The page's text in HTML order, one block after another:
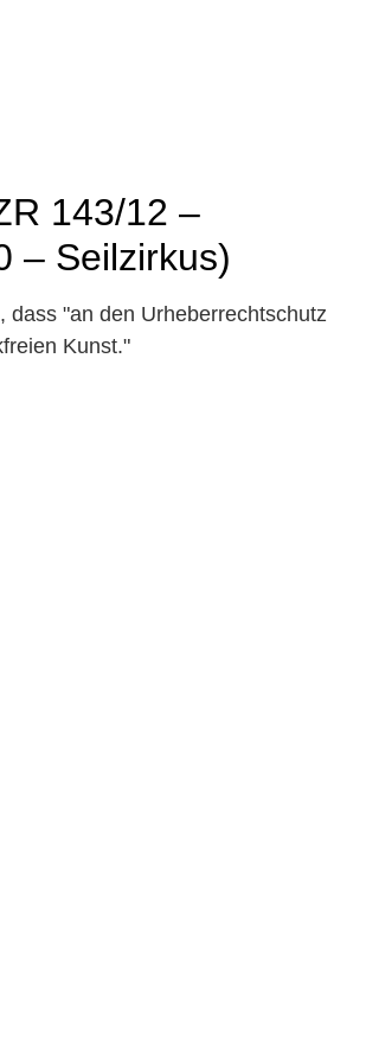
143/12 –
– Seilzirkus)
"an den Urheberrechtschutz
Kunst."